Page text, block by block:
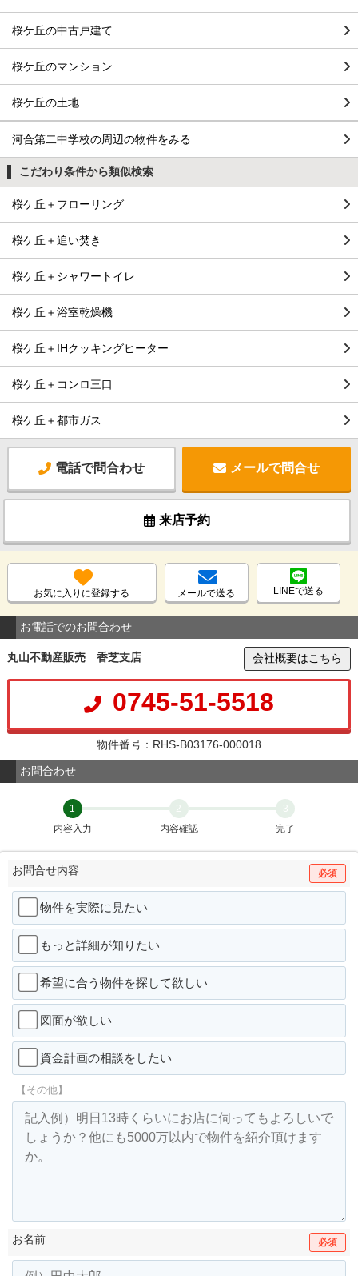
桜ケ丘の中古戸建て
桜ケ丘のマンション
桜ケ丘の土地
河合第二中学校の周辺の物件をみる
こだわり条件から類似検索
桜ケ丘＋フローリング
桜ケ丘＋追い焚き
桜ケ丘＋シャワートイレ
桜ケ丘＋浴室乾燥機
桜ケ丘＋IHクッキングヒーター
桜ケ丘＋コンロ三口
桜ケ丘＋都市ガス
電話で問合わせ メールで問合せ
来店予約
お気に入りに登録する メールで送る LINEで送る
お電話でのお問合わせ
丸山不動産販売 香芝支店 会社概要はこちら
0745-51-5518
物件番号：RHS-B03176-000018
お問合わせ
1
内容入力
2
内容確認
3
完了
お問合せ内容 必須
物件を実際に見たい
もっと詳細が知りたい
希望に合う物件を探して欲しい
図面が欲しい
資金計画の相談をしたい
【その他】
お名前 必須